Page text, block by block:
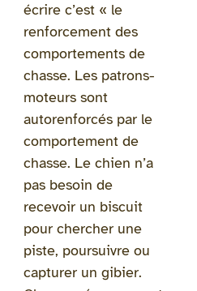
écrire c’est « le
renforcement des
comportements de
chasse. Les patrons-
moteurs sont
autorenforcés par le
comportement de
chasse. Le chien n’a
pas besoin de
recevoir un biscuit
pour chercher une
piste, poursuivre ou
capturer un gibier.